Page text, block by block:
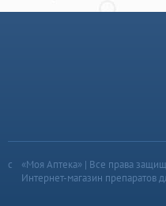
«Моя Аптека» | Все права
Интернет-магазин препаратов